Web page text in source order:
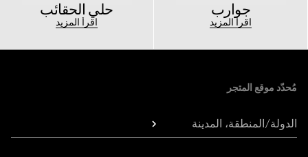
جوارب
اقرأ المزيد
حلي الحقائب
اقرأ المزيد
Footer
مُحدّد موقع المتجر
الدولة/المنطقة، المدينة